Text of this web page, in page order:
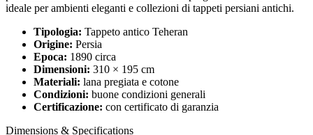
ideale per ambienti eleganti e collezioni di tappeti persiani antichi.
Tipologia: Tappeto antico Teheran
Origine: Persia
Epoca: 1890 circa
Dimensioni: 310 × 195 cm
Materiali: lana pregiata e cotone
Condizioni: buone condizioni generali
Certificazione: con certificato di garanzia
Dimensions & Specifications